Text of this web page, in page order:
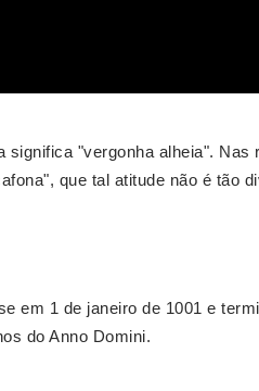
significa "vergonha alheia". Nas
que tal atitude não é tão
em 1 de janeiro de 1001 e
do Anno Domini.